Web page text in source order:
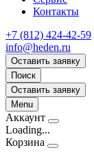
Контакты
+7 (812) 424-42-59
info@heden.ru
Оставить заявку
Поиск
Оставить заявку
Menu
Аккаунт
Loading...
Корзина